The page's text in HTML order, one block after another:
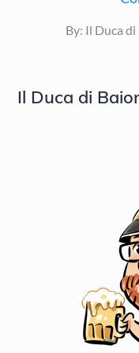
By: Il Duca
Il Duca di